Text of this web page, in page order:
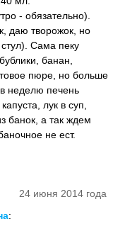
- обязательно).
даю творожок, но
Сама пеку
банан,
пюре, но больше
неделю печень
лук в суп,
банок, а так ждем
не ест.
24 июня 2014 года
: